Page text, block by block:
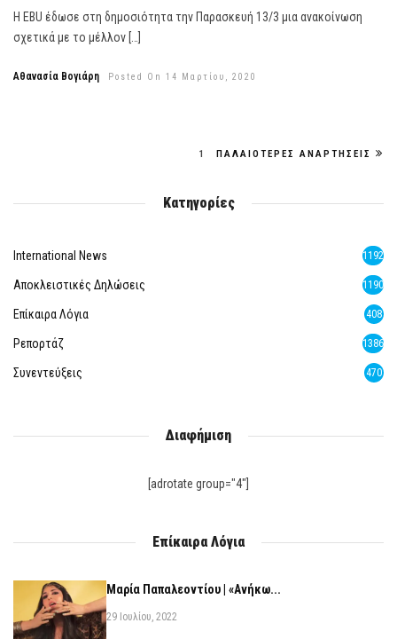
Η EBU έδωσε στη δημοσιότητα την Παρασκευή 13/3 μια ανακοίνωση
σχετικά με το μέλλον […]
Αθανασία Βογιάρη Posted On 14 Μαρτίου, 2020
1 ΠΑΛΑΙΌΤΕΡΕΣ ΑΝΑΡΤΉΣΕΙΣ
Κατηγορίες
International News 1192
Αποκλειστικές Δηλώσεις 1190
Επίκαιρα Λόγια 408
Ρεπορτάζ 1386
Συνεντεύξεις 470
Διαφήμιση
[adrotate group="4"]
Επίκαιρα Λόγια
Μαρία Παπαλεοντίου | «Ανήκω...
29 Ιουλίου, 2022